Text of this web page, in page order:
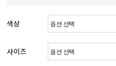
색상
사이즈